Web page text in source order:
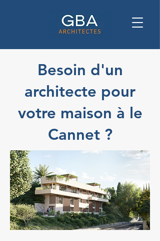
Besoin d'un
architecte pour
votre maison à le
Cannet ?